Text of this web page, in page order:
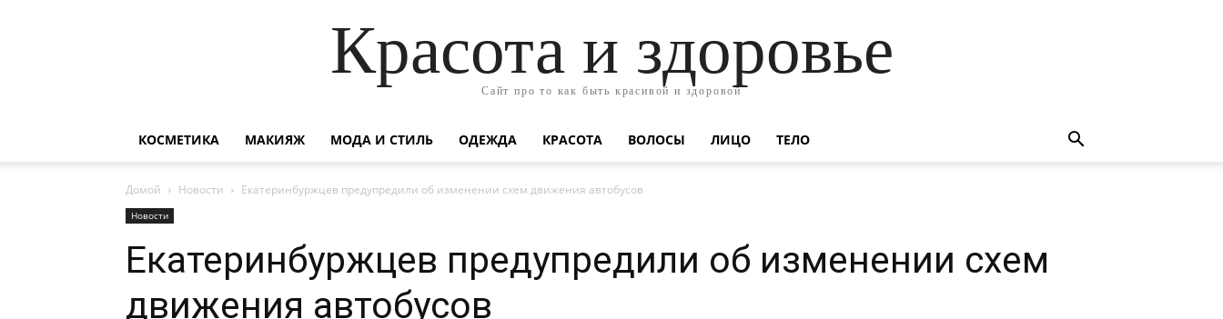
Красота и здоровье
Сайт про то как быть красивой и здоровой
КОСМЕТИКА МАКИЯЖ МОДА И СТИЛЬ ОДЕЖДА КРАСОТА ВОЛОСЫ ЛИЦО ТЕЛО
Домой Новости Екатеринбуржцев предупредили об изменении схем движения автобусов
Новости
Екатеринбуржцев предупредили об изменении схем
движения автобусов